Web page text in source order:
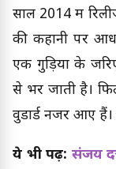
साल 2014 में
की कहानी पर
एक गुड़िया के
से भर जाती है।
वुडार्ड नजर आए
ये भी पढ़ें: संजय